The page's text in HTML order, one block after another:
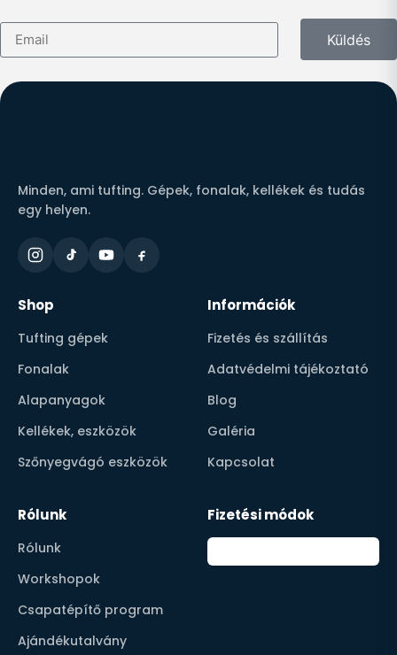
Küldés
Minden, ami tufting. Gépek, fonalak, kellékek és tudás
egy helyen.
Shop
Tufting gépek
Fonalak
Alapanyagok
Kellékek, eszközök
Szőnyegvágó eszközök
Információk
Fizetés és szállítás
Adatvédelmi tájékoztató
Blog
Galéria
Kapcsolat
Rólunk
Rólunk
Workshopok
Csapatépítő program
Ajándékutalvány
Fizetési módok